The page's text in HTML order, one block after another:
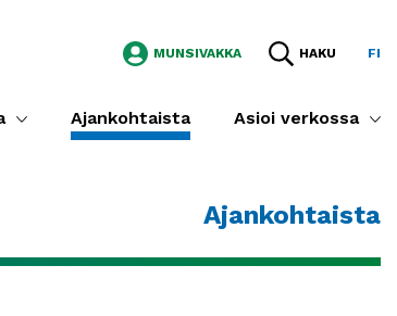
MUNSIVAKKA HAKU FI
Ajankohtaista Asioi verkossa
Ajankohtaista